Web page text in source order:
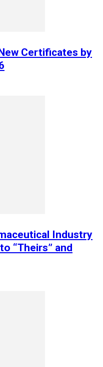
Certificates by
Industry
“Theirs” and